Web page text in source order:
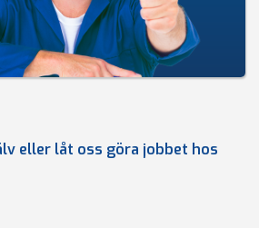
eller låt oss göra jobbet hos